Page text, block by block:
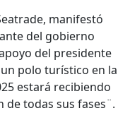
manifestó
del gobierno
del presidente
polo turístico en la
estará recibiendo
todas sus fases¨.